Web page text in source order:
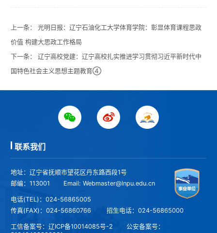
上一条：光明日报：辽宁石油化工大学体育学院：彰显体育课程思政
价值 构建大思政工作格局
下一条：辽宁高校党建：辽宁高校扎实推进学习贯彻习近平新时代中
国特色社会主义思想主题教育④
联系我们
地址：辽宁省抚顺市望花区丹东路西段1号
邮编：113001
Email: Webmaster@lnpu.edu.cn
电话(TEL)：024-56865005
传真(FAX)：024-56860766
招生电话：024-56865000
工信备案号：辽ICP备10014085号-2 公安备案号：